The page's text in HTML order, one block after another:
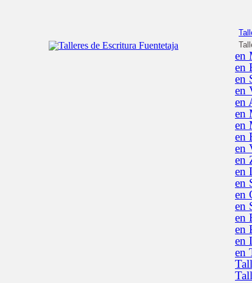
en
en
en
en
en
en
en
en
en
en
en
en
en
en
en
en
en
en